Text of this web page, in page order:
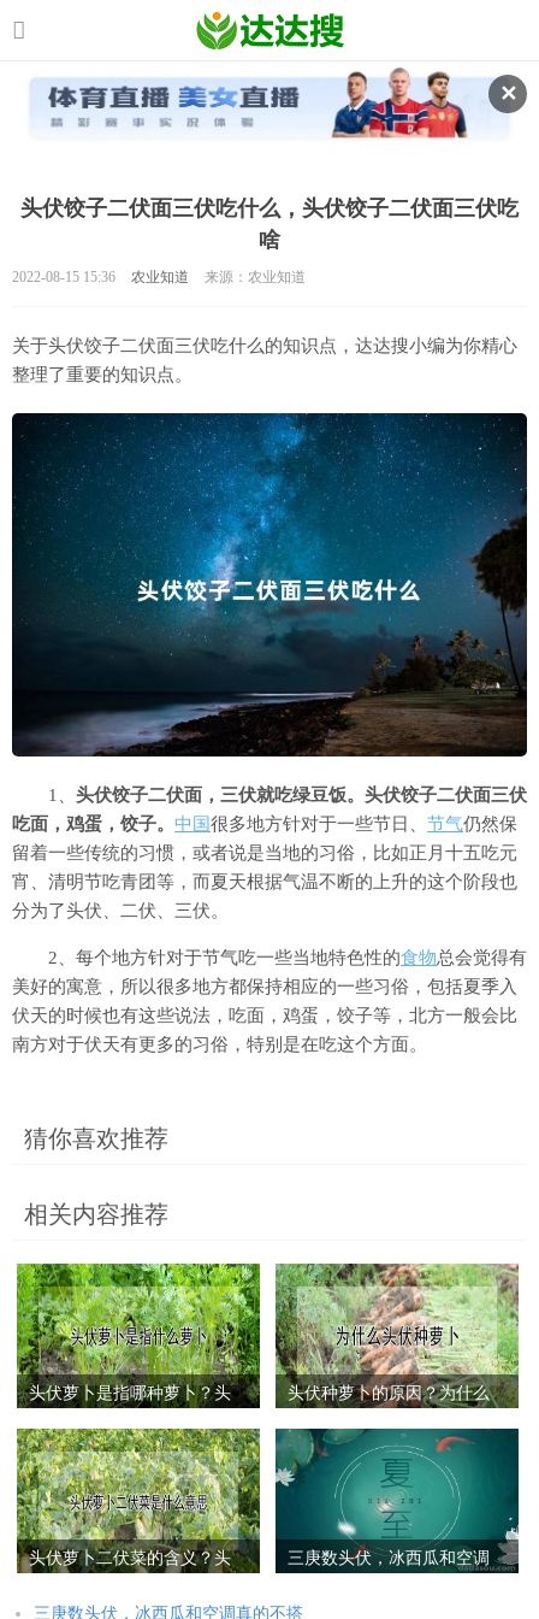
✕
头伏饺子二伏面三伏吃什么，头伏饺子二伏面三伏吃
啥
2022-08-15 15:36 农业知道 来源：农业知道
关于头伏饺子二伏面三伏吃什么的知识点，达达搜小编为你精心
整理了重要的知识点。
1、 头伏饺子二伏面，三伏就吃绿豆饭。头伏饺子二伏面三伏
吃面，鸡蛋，饺子。 中国很多地方针对于一些节日、 节气仍然保
留着一些传统的习惯，或者说是当地的习俗，比如正月十五吃元
宵、清明节吃青团等，而夏天根据气温不断的上升的这个阶段也
分为了头伏、二伏、三伏。
2、每个地方针对于节气吃一些当地特色性的食物总会觉得有
美好的寓意，所以很多地方都保持相应的一些习俗，包括夏季入
伏天的时候也有这些说法，吃面，鸡蛋，饺子等，北方一般会比
南方对于伏天有更多的习俗，特别是在吃这个方面。
猜你喜欢推荐
相关内容推荐
头伏萝卜是指哪种萝卜？头
头伏种萝卜的原因？为什么
头伏萝卜二伏菜的含义？头
三庚数头伏，冰西瓜和空调
三庚数头伏，冰西瓜和空调真的不搭